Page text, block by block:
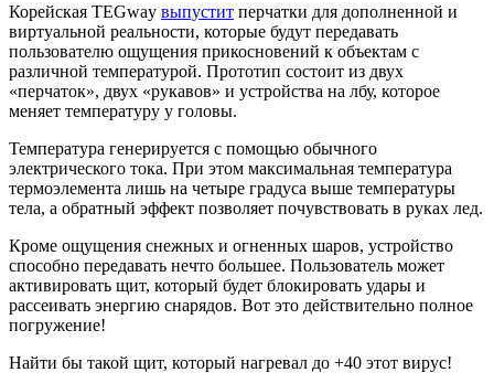
Корейская TEGway выпустит перчатки для дополненной и
виртуальной реальности, которые будут передавать
пользователю ощущения прикосновений к объектам с
различной температурой. Прототип состоит из двух
«перчаток», двух «рукавов» и устройства на лбу, которое
меняет температуру у головы.
Температура генерируется с помощью обычного
электрического тока. При этом максимальная температура
термоэлемента лишь на четыре градуса выше температуры
тела, а обратный эффект позволяет почувствовать в руках лед.
Кроме ощущения снежных и огненных шаров, устройство
способно передавать нечто большее. Пользователь может
активировать щит, который будет блокировать удары и
рассеивать энергию снарядов. Вот это действительно полное
погружение!
Найти бы такой щит, который нагревал до +40 этот вирус!